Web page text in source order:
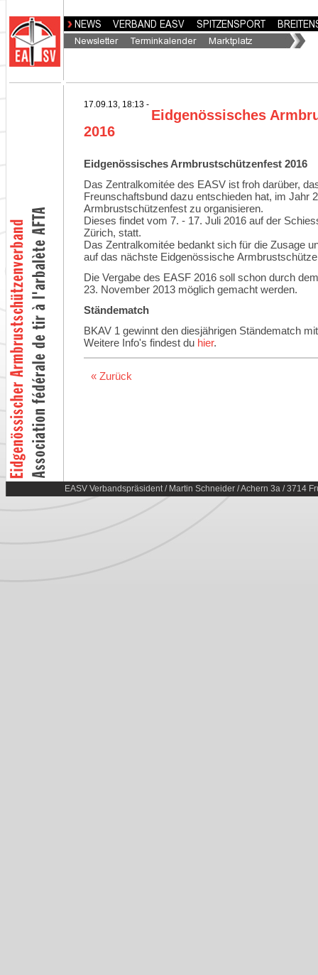
17.09.13, 18:13 -
Eidgenössisches
2016
Eidgenössisches Armbrustschützenfest 2016
Das Zentralkomitée des EASV ist froh darüber,
Freunschaftsbund dazu entschieden hat, im Jahr
Armbrustschützenfest zu organisieren.
Dieses findet vom 7. - 17. Juli 2016 auf der
Zürich, statt.
Das Zentralkomitée bedankt sich für die Zusage
auf das nächste Eidgenössische
Die Vergabe des EASF 2016 soll schon durch
23. November 2013 möglich gemacht werden.
Ständematch
BKAV 1 gewinnt den diesjährigen Ständematch
Weitere Info's findest du hier.
« Zurück
EASV Verbandspräsident / Martin Schneider / Achern 3a / 3714